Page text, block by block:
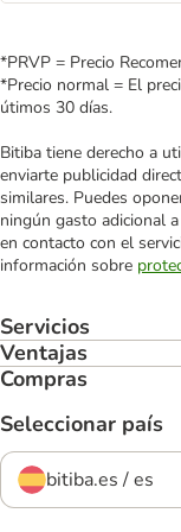
*PRVP = Precio
*Precio normal = El
útimos 30 días.
Bitiba tiene derecho a
enviarte publicidad
similares. Puedes
ningún gasto adicional
en contacto con el
información sobre
Servicios
Ventajas
Compras
Seleccionar país
bitiba.es / es